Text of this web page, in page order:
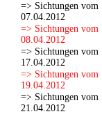
=> Sichtungen vom
07.04.2012
=> Sichtungen vom
08.04.2012
=> Sichtungen vom
17.04.2012
=> Sichtungen vom
19.04.2012
=> Sichtungen vom
21.04.2012